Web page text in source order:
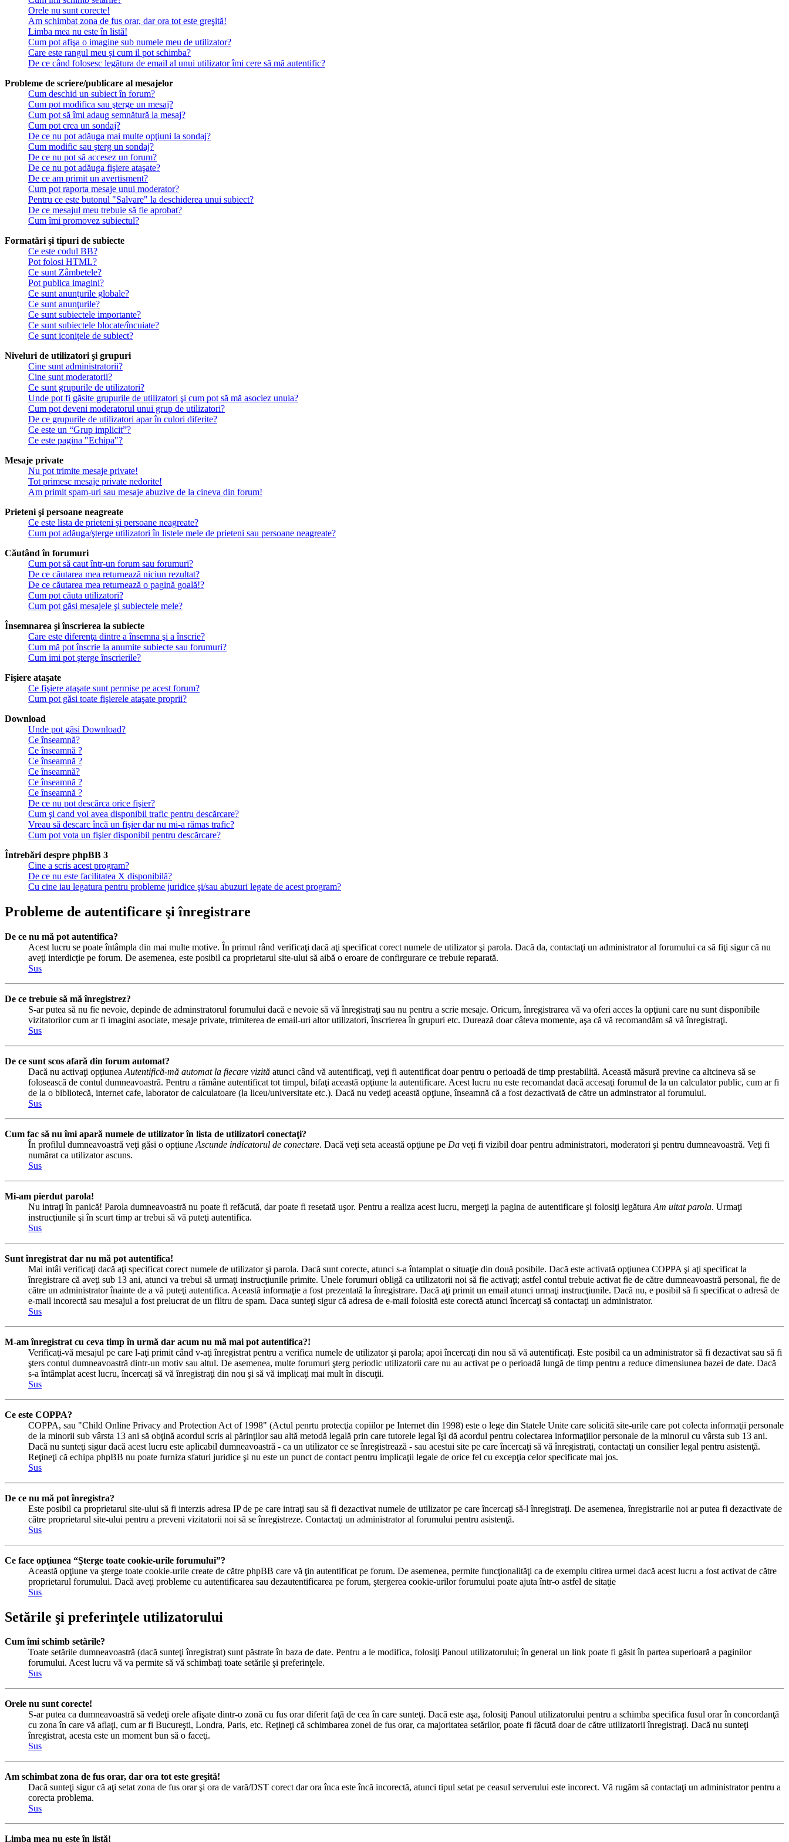
Orele nu sunt corecte!
Am schimbat zona de fus orar, dar ora tot este greşită!
Limba mea nu este în listă!
Cum pot afişa o imagine sub numele meu de utilizator?
Care este rangul meu şi cum il pot schimba?
De ce când folosesc legătura de email al unui utilizator îmi cere să mă autentific?
Probleme de scriere/publicare al mesajelor
Cum deschid un subiect în forum?
Cum pot modifica sau şterge un mesaj?
Cum pot să îmi adaug semnătură la mesaj?
Cum pot crea un sondaj?
De ce nu pot adăuga mai multe opţiuni la sondaj?
Cum modific sau şterg un sondaj?
De ce nu pot să accesez un forum?
De ce nu pot adăuga fişiere ataşate?
De ce am primit un avertisment?
Cum pot raporta mesaje unui moderator?
Pentru ce este butonul "Salvare" la deschiderea unui subiect?
De ce mesajul meu trebuie să fie aprobat?
Cum îmi promovez subiectul?
Formatări şi tipuri de subiecte
Ce este codul BB?
Pot folosi HTML?
Ce sunt Zâmbetele?
Pot publica imagini?
Ce sunt anunţurile globale?
Ce sunt anunţurile?
Ce sunt subiectele importante?
Ce sunt subiectele blocate/încuiate?
Ce sunt iconiţele de subiect?
Niveluri de utilizatori şi grupuri
Cine sunt administratorii?
Cine sunt moderatorii?
Ce sunt grupurile de utilizatori?
Unde pot fi găsite grupurile de utilizatori şi cum pot să mă asociez unuia?
Cum pot deveni moderatorul unui grup de utilizatori?
De ce grupurile de utilizatori apar în culori diferite?
Ce este un “Grup implicit”?
Ce este pagina "Echipa"?
Mesaje private
Nu pot trimite mesaje private!
Tot primesc mesaje private nedorite!
Am primit spam-uri sau mesaje abuzive de la cineva din forum!
Prieteni şi persoane neagreate
Ce este lista de prieteni şi persoane neagreate?
Cum pot adăuga/şterge utilizatori în listele mele de prieteni sau persoane neagreate?
Căutând în forumuri
Cum pot să caut într-un forum sau forumuri?
De ce căutarea mea returnează niciun rezultat?
De ce căutarea mea returnează o pagină goală!?
Cum pot căuta utilizatori?
Cum pot găsi mesajele şi subiectele mele?
Însemnarea şi înscrierea la subiecte
Care este diferenţa dintre a însemna şi a înscrie?
Cum mă pot înscrie la anumite subiecte sau forumuri?
Cum imi pot şterge înscrierile?
Fişiere ataşate
Ce fişiere ataşate sunt permise pe acest forum?
Cum pot găsi toate fişierele ataşate proprii?
Download
Unde pot găsi Download?
Ce înseamnă?
Ce înseamnă ?
Ce înseamnă ?
Ce înseamnă?
Ce înseamnă ?
Ce înseamnă ?
De ce nu pot descărca orice fişier?
Cum şi cand voi avea disponibil trafic pentru descărcare?
Vreau să descarc încă un fişier dar nu mi-a rămas trafic?
Cum pot vota un fişier disponibil pentru descărcare?
Întrebări despre phpBB 3
Cine a scris acest program?
De ce nu este facilitatea X disponibilă?
Cu cine iau legatura pentru probleme juridice şi/sau abuzuri legate de acest program?
Probleme de autentificare şi înregistrare
De ce nu mă pot autentifica?
Acest lucru se poate întâmpla din mai multe motive. În primul rând verificaţi dacă aţi specificat corect numele de utilizator şi parola. Dacă da, contactaţi un administrator al forumului ca să fiţi sigur că nu
aveţi interdicţie pe forum. De asemenea, este posibil ca proprietarul site-ului să aibă o eroare de confirgurare ce trebuie reparată.
Sus
De ce trebuie să mă înregistrez?
S-ar putea să nu fie nevoie, depinde de adminstratorul forumului dacă e nevoie să vă înregistraţi sau nu pentru a scrie mesaje. Oricum, înregistrarea vă va oferi acces la opţiuni care nu sunt disponibile
vizitatorilor cum ar fi imagini asociate, mesaje private, trimiterea de email-uri altor utilizatori, înscrierea în grupuri etc. Durează doar câteva momente, aşa că vă recomandăm să vă înregistraţi.
Sus
De ce sunt scos afară din forum automat?
Dacă nu activaţi opţiunea Autentifică-mă automat la fiecare vizită atunci când vă autentificaţi, veţi fi autentificat doar pentru o perioadă de timp prestabilită. Această măsură previne ca altcineva să se
folosească de contul dumneavoastră. Pentru a rămâne autentificat tot timpul, bifaţi această opţiune la autentificare. Acest lucru nu este recomandat dacă accesaţi forumul de la un calculator public, cum ar fi
de la o bibliotecă, internet cafe, laborator de calculatoare (la liceu/universitate etc.). Dacă nu vedeţi această opţiune, înseamnă că a fost dezactivată de către un adminstrator al forumului.
Sus
Cum fac să nu îmi apară numele de utilizator în lista de utilizatori conectaţi?
În profilul dumneavoastră veţi găsi o opţiune Ascunde indicatorul de conectare. Dacă veţi seta această opţiune pe Da veţi fi vizibil doar pentru administratori, moderatori şi pentru dumneavoastră. Veţi fi
numărat ca utilizator ascuns.
Sus
Mi-am pierdut parola!
Nu intraţi în panică! Parola dumneavoastră nu poate fi refăcută, dar poate fi resetată uşor. Pentru a realiza acest lucru, mergeţi la pagina de autentificare şi folosiţi legătura Am uitat parola. Urmaţi
instrucţiunile şi în scurt timp ar trebui să vă puteţi autentifica.
Sus
Sunt înregistrat dar nu mă pot autentifica!
Mai intâi verificaţi dacă aţi specificat corect numele de utilizator şi parola. Dacă sunt corecte, atunci s-a întamplat o situaţie din două posibile. Dacă este activată opţiunea COPPA şi aţi specificat la
înregistrare că aveţi sub 13 ani, atunci va trebui să urmaţi instrucţiunile primite. Unele forumuri obligă ca utilizatorii noi să fie activaţi; astfel contul trebuie activat fie de către dumneavoastră personal, fie de
către un administrator înainte de a vă puteţi autentifica. Această informaţie a fost prezentată la înregistrare. Dacă aţi primit un email atunci urmaţi instrucţiunile. Dacă nu, e posibil să fi specificat o adresă de
e-mail incorectă sau mesajul a fost prelucrat de un filtru de spam. Daca sunteţi sigur că adresa de e-mail folosită este corectă atunci încercaţi să contactaţi un administrator.
Sus
M-am înregistrat cu ceva timp în urmă dar acum nu mă mai pot autentifica?!
Verificaţi-vă mesajul pe care l-aţi primit când v-aţi înregistrat pentru a verifica numele de utilizator şi parola; apoi încercaţi din nou să vă autentificaţi. Este posibil ca un administrator să fi dezactivat sau să fi
şters contul dumneavoastră dintr-un motiv sau altul. De asemenea, multe forumuri şterg periodic utilizatorii care nu au activat pe o perioadă lungă de timp pentru a reduce dimensiunea bazei de date. Dacă
s-a întâmplat acest lucru, încercaţi să vă înregistraţi din nou şi să vă implicaţi mai mult în discuţii.
Sus
Ce este COPPA?
COPPA, sau "Child Online Privacy and Protection Act of 1998" (Actul penrtu protecţia copiilor pe Internet din 1998) este o lege din Statele Unite care solicită site-urile care pot colecta informaţii personale
de la minorii sub vârsta 13 ani să obţină acordul scris al părinţilor sau altă metodă legală prin care tutorele legal îşi dă acordul pentru colectarea informaţiilor personale de la minorul cu vârsta sub 13 ani.
Dacă nu sunteţi sigur dacă acest lucru este aplicabil dumneavoastră - ca un utilizator ce se înregistrează - sau acestui site pe care încercaţi să vă înregistraţi, contactaţi un consilier legal pentru asistenţă.
Reţineţi că echipa phpBB nu poate furniza sfaturi juridice şi nu este un punct de contact pentru implicaţii legale de orice fel cu excepţia celor specificate mai jos.
Sus
De ce nu mă pot înregistra?
Este posibil ca proprietarul site-ului să fi interzis adresa IP de pe care intraţi sau să fi dezactivat numele de utilizator pe care încercaţi să-l înregistraţi. De asemenea, înregistrarile noi ar putea fi dezactivate de
către proprietarul site-ului pentru a preveni vizitatorii noi să se înregistreze. Contactaţi un administrator al forumului pentru asistenţă.
Sus
Ce face opţiunea “Şterge toate cookie-urile forumului”?
Această opţiune va şterge toate cookie-urile create de către phpBB care vă ţin autentificat pe forum. De asemenea, permite funcţionalităţi ca de exemplu citirea urmei dacă acest lucru a fost activat de către
proprietarul forumului. Dacă aveţi probleme cu autentificarea sau dezautentificarea pe forum, ştergerea cookie-urilor forumului poate ajuta într-o astfel de sitaţie
Sus
Setările şi preferinţele utilizatorului
Cum îmi schimb setările?
Toate setările dumneavoastră (dacă sunteţi înregistrat) sunt păstrate în baza de date. Pentru a le modifica, folosiţi Panoul utilizatorului; în general un link poate fi găsit în partea superioară a paginilor
forumului. Acest lucru vă va permite să vă schimbaţi toate setările şi preferinţele.
Sus
Orele nu sunt corecte!
S-ar putea ca dumneavoastră să vedeţi orele afişate dintr-o zonă cu fus orar diferit faţă de cea în care sunteţi. Dacă este aşa, folosiţi Panoul utilizatorului pentru a schimba specifica fusul orar în concordanţă
cu zona în care vă aflaţi, cum ar fi Bucureşti, Londra, Paris, etc. Reţineţi că schimbarea zonei de fus orar, ca majoritatea setărilor, poate fi făcută doar de către utilizatorii înregistraţi. Dacă nu sunteţi
înregistrat, acesta este un moment bun să o faceţi.
Sus
Am schimbat zona de fus orar, dar ora tot este greşită!
Dacă sunteţi sigur că aţi setat zona de fus orar şi ora de vară/DST corect dar ora înca este încă incorectă, atunci tipul setat pe ceasul serverului este incorect. Vă rugăm să contactaţi un administrator pentru a
corecta problema.
Sus
Limba mea nu este în listă!